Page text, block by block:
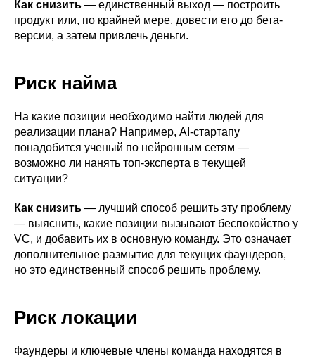
Как снизить — единственный выход — построить
продукт или, по крайней мере, довести его до бета-
версии, а затем привлечь деньги.
Риск найма
На какие позиции необходимо найти людей для
реализации плана? Например, AI-стартапу
понадобится ученый по нейронным сетям —
возможно ли нанять топ-эксперта в текущей
ситуации?
Как снизить — лучший способ решить эту проблему
— выяснить, какие позиции вызывают беспокойство у
VC, и добавить их в основную команду. Это означает
дополнительное размытие для текущих фаундеров,
но это единственный способ решить проблему.
Риск локации
Фаундеры и ключевые члены команда находятся в